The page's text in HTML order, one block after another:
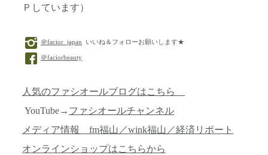
Ｐしています）
＠facior_japan いいね＆フォローお願いします★
＠faciorbeauty
人気のファシオールブログはこちら
YouTube→ ファシオールチャンネル
メディア情報 fm福山／wink福山／経済リポート
オンラインショップはこちらから